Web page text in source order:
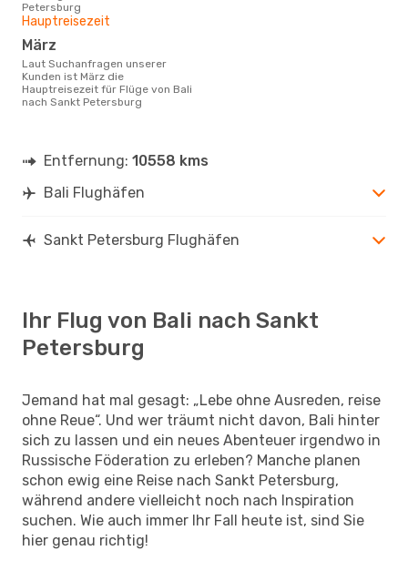
Petersburg
Hauptreisezeit
März
Laut Suchanfragen unserer
Kunden ist März die
Hauptreisezeit für Flüge von Bali
nach Sankt Petersburg
Entfernung: 10558 kms
Bali Flughäfen
Sankt Petersburg Flughäfen
Ihr Flug von Bali nach Sankt
Petersburg
Jemand hat mal gesagt: „Lebe ohne Ausreden, reise
ohne Reue“. Und wer träumt nicht davon, Bali hinter
sich zu lassen und ein neues Abenteuer irgendwo in
Russische Föderation zu erleben? Manche planen
schon ewig eine Reise nach Sankt Petersburg,
während andere vielleicht noch nach Inspiration
suchen. Wie auch immer Ihr Fall heute ist, sind Sie
hier genau richtig!